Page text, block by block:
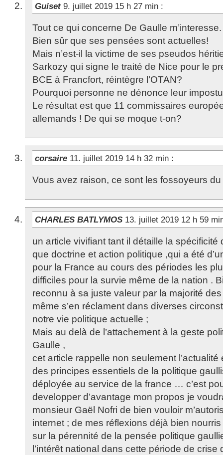
Guiset 9. juillet 2019 15 h 27 min :
Tout ce qui concerne De Gaulle m’interesse.
Bien sûr que ses pensées sont actuelles!
Mais n’est-il la victime de ses pseudos
Sarkozy qui signe le traité de Nice pour le
BCE à Francfort, réintègre l’OTAN?
Pourquoi personne ne dénonce leur
Le résultat est que 11 commissaires
allemands ! De qui se moque t-on?
corsaire 11. juillet 2019 14 h 32 min :
Vous avez raison, ce sont les fossoyeurs
CHARLES BATLYMOS 13. juillet 2019 12 h 59
un article vivifiant tant il détaille la spécificité
que doctrine et action politique ,qui a été
pour la France au cours des périodes les
difficiles pour la survie même de la nation .
reconnu à sa juste valeur par la majorité
même s’en réclament dans diverses
notre vie politique actuelle ;
Mais au delà de l’attachement à la geste
Gaulle ,
cet article rappelle non seulement
des principes essentiels de la politique
déployée au service de la france … c’est
developper d’avantage mon propos je
monsieur Gaël Nofri de bien vouloir
internet ; de mes réflexions déjà bien nourris
sur la pérennité de la pensée politique
l’intérêt national dans cette période de crise